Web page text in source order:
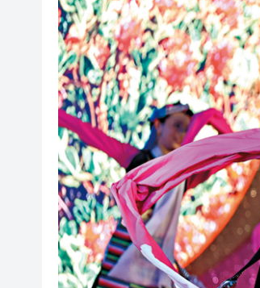
深圳樓市持續
5月一手交投錄
錨定「AI+製造
有片丨澤連斯
以色列防長：